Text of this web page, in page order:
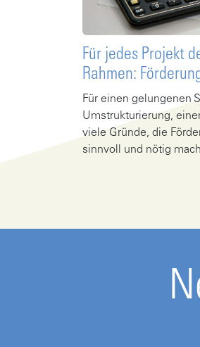
Für jedes Projekt
Rahmen:
Für einen gelungenen
Umstrukturierung,
viele Gründe, die
sinnvoll und nötig